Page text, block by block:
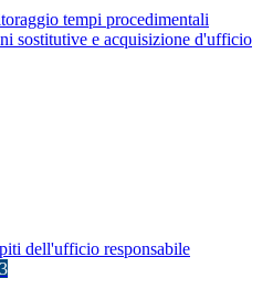
tempi procedimentali
sostitutive e acquisizione d'ufficio
dell'ufficio responsabile